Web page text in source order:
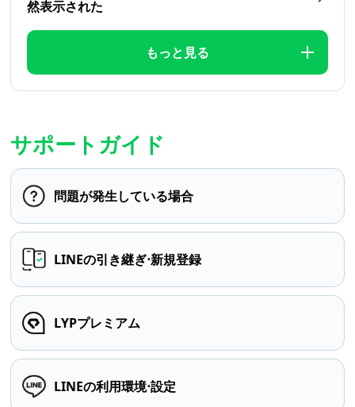
然表示された
もっと見る
サポートガイド
問題が発生している場合
LINEの引き継ぎ⋅新規登録
LYPプレミアム
LINEの利用環境⋅設定